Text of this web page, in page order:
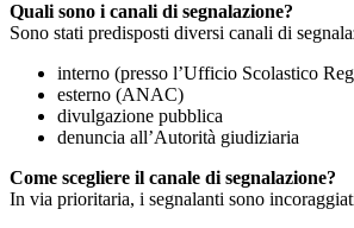
Quali sono i canali di segnalazione?
Sono stati predisposti diversi canali di
interno (presso l’Ufficio Scolastico
esterno (ANAC)
divulgazione pubblica
denuncia all’Autorità giudiziaria
Come scegliere il canale di segnalazione?
In via prioritaria, i segnalanti sono